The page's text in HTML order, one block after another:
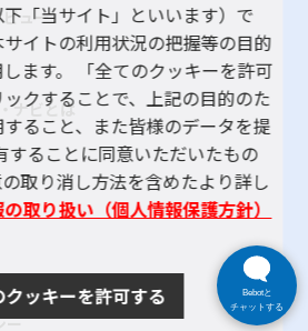
ュー
ナビとは
ー
「当サイト」といいます）で
イトの利用状況の把握等の目的
ます。 「全てのクッキーを許可
クすることで、上記の目的のた
ること、また皆様のデータを提
することに同意いただいたもの
取り消し方法を含めたより詳し
取り扱い（個人情報保護方針）
ッキーを許可する
Bebotと
チャットする